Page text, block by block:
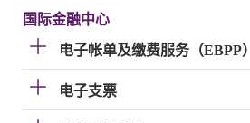
国际金融中心
电子帐单及缴费服务（EBPP）
电子支票